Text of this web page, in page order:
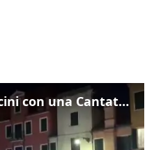
Venezia omaggia Guccini con una Cantata Anarchica in campo Santa Margherita